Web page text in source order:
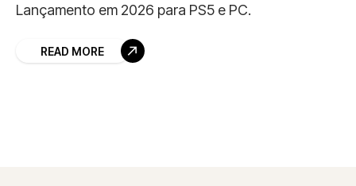
Lançamento em 2026 para PS5 e PC.
READ MORE